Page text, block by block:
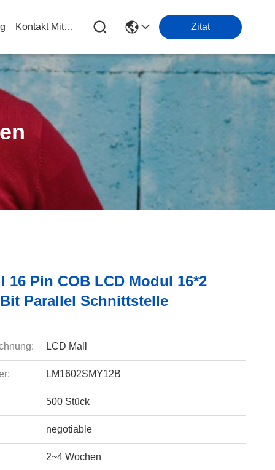
Kontakt Mit Uns Zitat
16 Pin COB LCD Modul 16*2
Parallel Schnittstelle
LCD Mall
LM1602SMY12B
500 Stück
negotiable
2~4 Wochen